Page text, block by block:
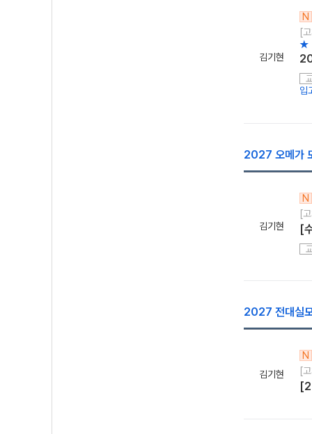
김기현
N
[
★
입
2027 오메가
김기현
N
[
[
2027 전대실
김기현
N
[